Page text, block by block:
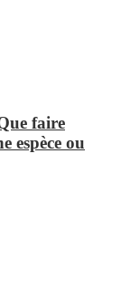
faire
espèce ou